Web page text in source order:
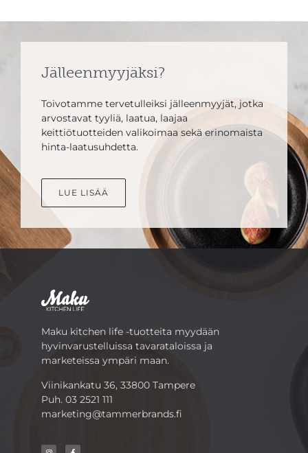
Jälleenmyyjäksi?
Toivotamme tervetulleiksi jälleenmyyjät, jotka
arvostavat tyyliä, laatua, laajaa
keittiötuotteiden valikoimaa sekä erinomaista
hinta-laatusuhdetta.
LUE LISÄÄ
Maku kitchen life -tuotteita myydään
hyvinvarustelluissa tavarataloissa ja
marketeissa ympäri maan.
Viinikankatu 36, 33800 Tampere
Puh. 03 2521 111
marketing@tammerbrands.fi